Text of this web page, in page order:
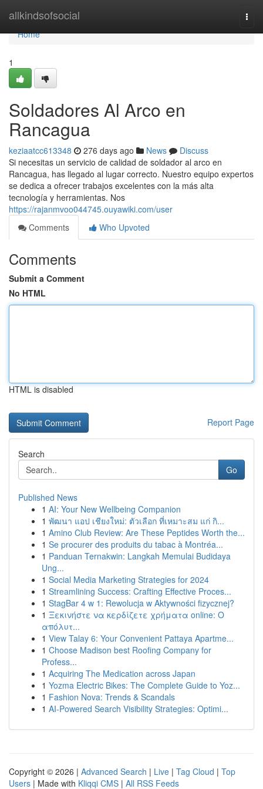
allkindsofsocial
Home
Home
1
Soldadores Al Arco en
Rancagua
keziaatcc613348 276 days ago News
Discuss
Si necesitas un servicio de calidad de soldador al arco en
Rancagua, has llegado al lugar correcto. Nuestro equipo expertos
se dedica a ofrecer trabajos excelentes con la más alta
tecnología y herramientas. Nos
https://rajanmvoo044745.ouyawiki.com/user
Comments
Who Upvoted
Comments
Submit a Comment
No HTML
HTML is disabled
Report Page
Search
Go
Published News
1 AI: Your New Wellbeing Companion
1 พัฒนา แอป เชียงใหม่: ตัวเลือก ที่เหมาะสม แก่ กิ...
1 Amino Club Review: Are These Peptides Worth the...
1 Se procurer des produits du tabac à Montréa...
1 Panduan Ternakwin: Langkah Memulai Budidaya
Ung...
1 Social Media Marketing Strategies for 2024
1 Streamlining Success: Crafting Effective Proces...
1 StagBar 4 w 1: Rewolucja w Aktywności fizycznej?
1 Ξεκινήστε να κερδίζετε χρήματα online: Ο
απόλυτ...
1 View Talay 6: Your Convenient Pattaya Apartme...
1 Choose Madison best Roofing Company for
Profess...
1 Acquiring The Medication across Japan
1 Yozma Electric Bikes: The Complete Guide to Yoz...
1 Fashion Nova: Trends & Scandals
1 AI-Powered Search Visibility Strategies: Optimi...
Copyright © 2026 | Advanced Search | Live | Tag Cloud | Top
Users | Made with Kliqqi CMS | All RSS Feeds